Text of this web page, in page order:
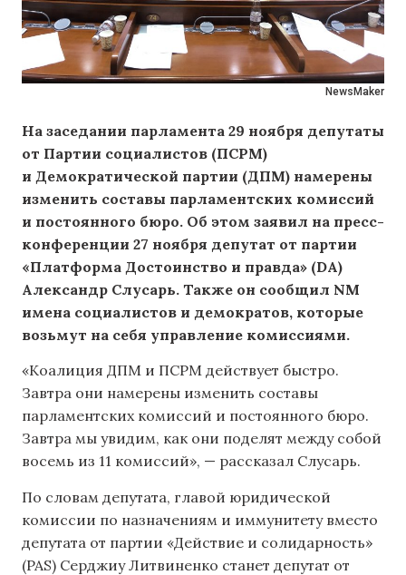
NewsMaker
На заседании парламента 29 ноября депутаты
от Партии социалистов (ПСРМ)
и Демократической партии (ДПМ) намерены
изменить составы парламентских комиссий
и постоянного бюро. Об этом заявил на пресс-
конференции 27 ноября депутат от партии
«Платформа Достоинство и правда» (DA)
Александр Слусарь. Также он сообщил NM
имена социалистов и демократов, которые
возьмут на себя управление комиссиями.
«Коалиция ДПМ и ПСРМ действует быстро.
Завтра они намерены изменить составы
парламентских комиссий и постоянного бюро.
Завтра мы увидим, как они поделят между собой
восемь из 11 комиссий», — рассказал Слусарь.
По словам депутата, главой юридической
комиссии по назначениям и иммунитету вместо
депутата от партии «Действие и солидарность»
(PAS) Серджиу Литвиненко станет депутат от